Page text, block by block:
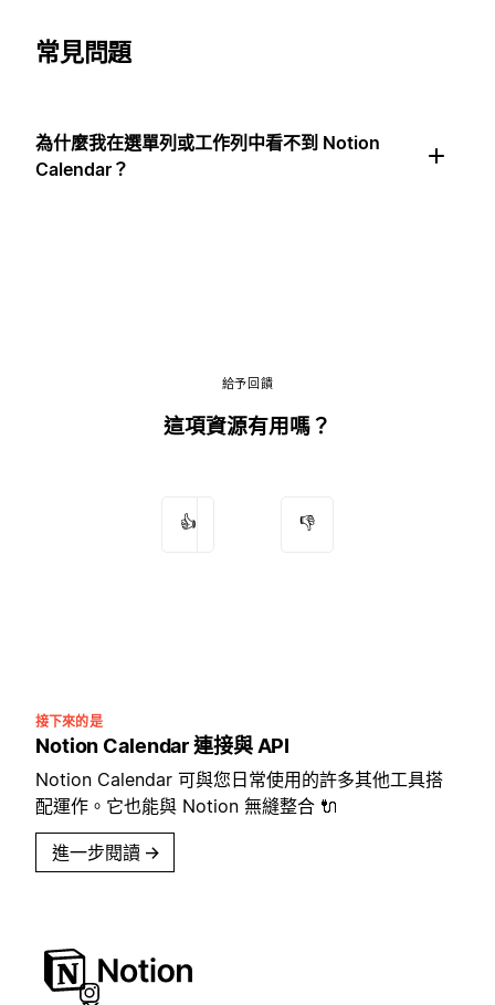
常見問題
為什麼我在選單列或工作列中看不到 Notion
Calendar？
給予回饋
這項資源有用嗎？
👍 👎
接下來的是
Notion Calendar 連接與 API
Notion Calendar 可與您日常使用的許多其他工具搭
配運作。它也能與 Notion 無縫整合 🔌
進一步閱讀 →